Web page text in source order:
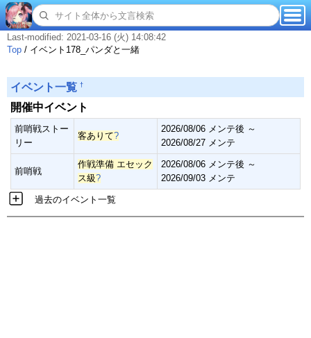
Last-modified: 2021-03-16 (火) 14:08:42
Top / イベント178_パンダと一緒
イベント一覧 †
開催中イベント
前哨戦ストー
リー
客ありて?
2026/08/06 メンテ後 ～
2026/08/27 メンテ
前哨戦
作戦準備 エセック
ス級?
2026/08/06 メンテ後 ～
2026/09/03 メンテ
過去のイベント一覧